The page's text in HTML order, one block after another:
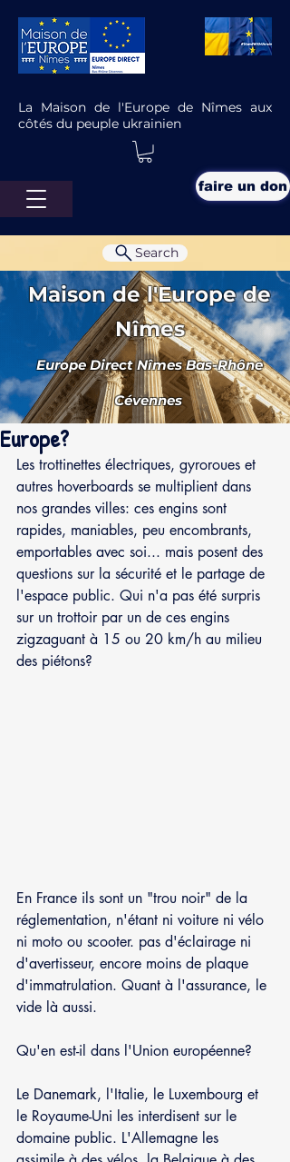
La Maison de l'Europe de Nîmes aux
côtés du peuple ukrainien
faire un don
Maison de l'Europe de
Nîmes
Europe Direct Nîmes Bas-Rhône
Cévennes
Search
Nouvelles mobilités urbaines, sur
1 ou 2 roues: quels statuts en
Europe?
Les trottinettes électriques, gyroroues et
autres hoverboards se multiplient dans
nos grandes villes: ces engins sont
rapides, maniables, peu encombrants,
emportables avec soi... mais posent des
questions sur la sécurité et le partage de
l'espace public. Qui n'a pas été surpris
sur un trottoir par un de ces engins
zigzaguant à 15 ou 20 km/h au milieu
des piétons?
En France ils sont un "trou noir" de la
réglementation, n'étant ni voiture ni vélo
ni moto ou scooter. pas d'éclairage ni
d'avertisseur, encore moins de plaque
d'immatrulation. Quant à l'assurance, le
vide là aussi.
Qu'en est-il dans l'Union européenne?
Le Danemark, l'Italie, le Luxembourg et
le Royaume-Uni les interdisent sur le
domaine public. L'Allemagne les